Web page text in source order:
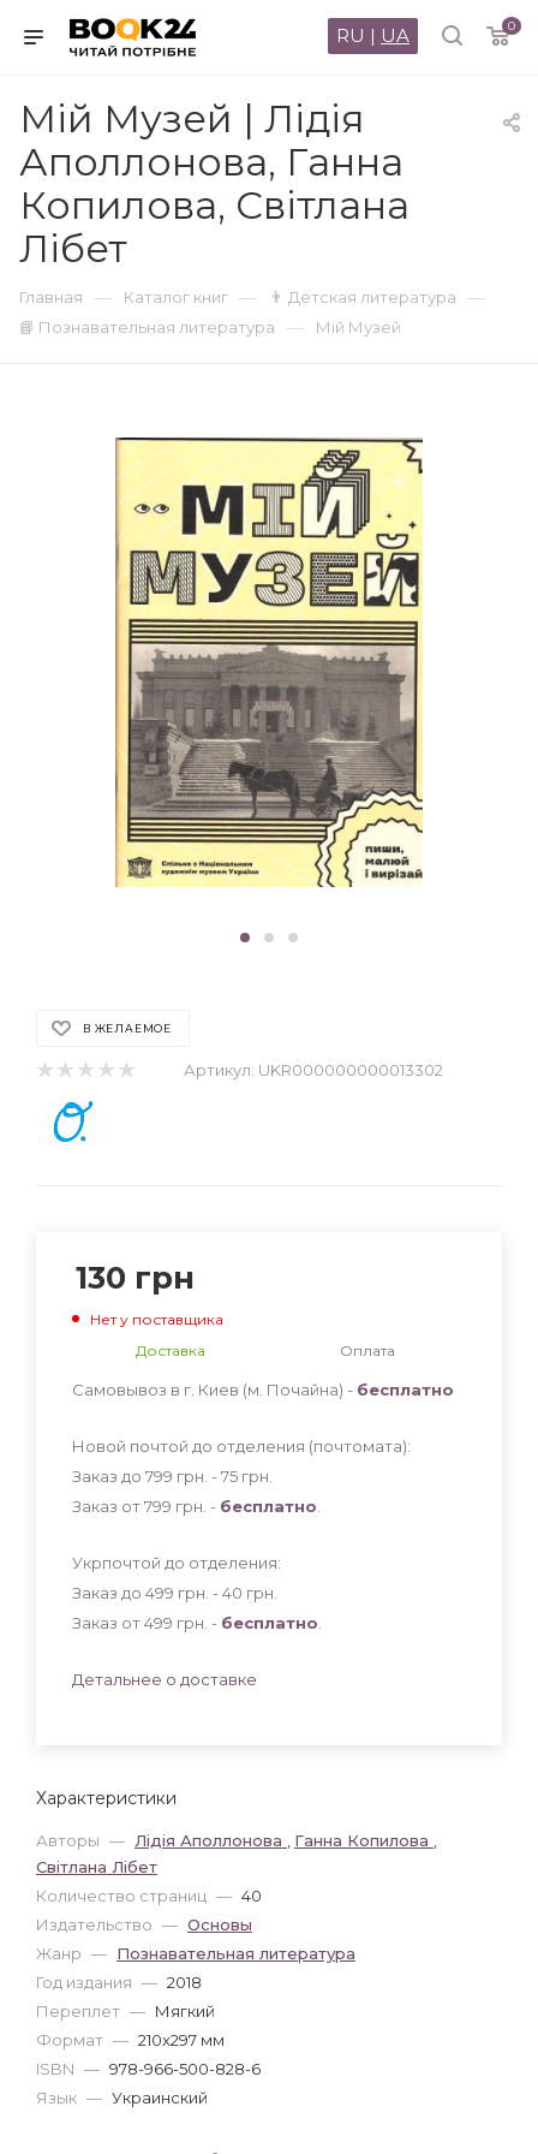
0
RU | UA
Мій Музей | Лідія
Аполлонова, Ганна
Копилова, Світлана
Лібет
Главная — Каталог книг — 👨 Детская литература —
📘 Познавательная литература — Мій Музей
В ЖЕЛАЕМОЕ
Артикул: UKR000000000013302
Характеристики
Авторы — Лідія Аполлонова Ганна Копилова
Світлана Лібет
Количество страниц — 40
Издательство — Основы
Жанр — Познавательная литература
Год издания — 2018
Переплет — Мягкий
Формат — 210x297 мм
ISBN — 978-966-500-828-6
Язык — Украинский
130 грн
Нет у поставщика
Доставка
Оплата
Самовывоз в г. Киев (м. Почайна) - бесплатно
Новой почтой до отделения (почтомата):
Заказ до 799 грн. - 75 грн
Заказ от 799 грн. - бесплатно
Укрпочтой до отделения:
Заказ до 499 грн. - 40 грн
Заказ от 499 грн. - бесплатно
Детальнее о доставке